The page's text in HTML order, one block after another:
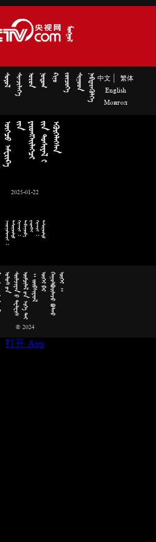
        中文
繁体
English
Монгол

2025-01-22
    

© 2024
打开 App